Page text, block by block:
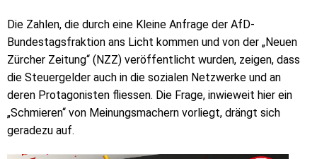
Die Zahlen, die durch eine Kleine Anfrage der AfD-
Bundestagsfraktion ans Licht kommen und von der „Neuen
Zürcher Zeitung“ (NZZ) veröffentlicht wurden, zeigen, dass
die Steuergelder auch in die sozialen Netzwerke und an
deren Protagonisten fliessen. Die Frage, inwieweit hier ein
„Schmieren“ von Meinungsmachern vorliegt, drängt sich
geradezu auf.